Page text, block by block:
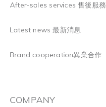
After-sales services 售後服務
Latest news 最新消息
Brand cooperation異業合作
COMPANY